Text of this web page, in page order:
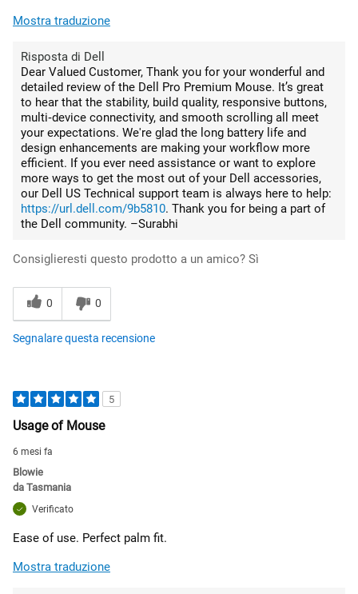
Mostra traduzione
Risposta di Dell
Dear Valued Customer, Thank you for your wonderful and
detailed review of the Dell Pro Premium Mouse. It’s great
to hear that the stability, build quality, responsive buttons,
multi‑device connectivity, and smooth scrolling all meet
your expectations. We're glad the long battery life and
design enhancements are making your workflow more
efficient. If you ever need assistance or want to explore
more ways to get the most out of your Dell accessories,
our Dell US Technical support team is always here to help:
https://url.dell.com/9b5810. Thank you for being a part of
the Dell community. –Surabhi
Consiglieresti questo prodotto a un amico? Sì
0 0
Segnalare questa recensione
5
Usage of Mouse
6 mesi fa
Blowie
da Tasmania
Verificato
Ease of use. Perfect palm fit.
Mostra traduzione